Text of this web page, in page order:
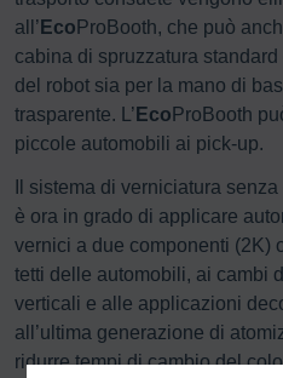
all’ Eco ProBooth, che può
cabina di spruzzatura
del robot sia per la mano di
trasparente. L’ Eco ProBooth
piccole automobili ai pick-up.
Il sistema di verniciatura
è ora in grado di applicare
vernici a due componenti (2K)
tetti delle automobili, ai cambi
verticali e alle applicazioni
all’ultima generazione di
ridurre tempi di cambio del